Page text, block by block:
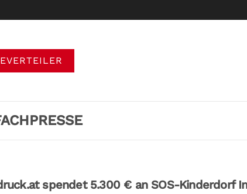
spendet 5.300 € an SOS-Kinderdorf